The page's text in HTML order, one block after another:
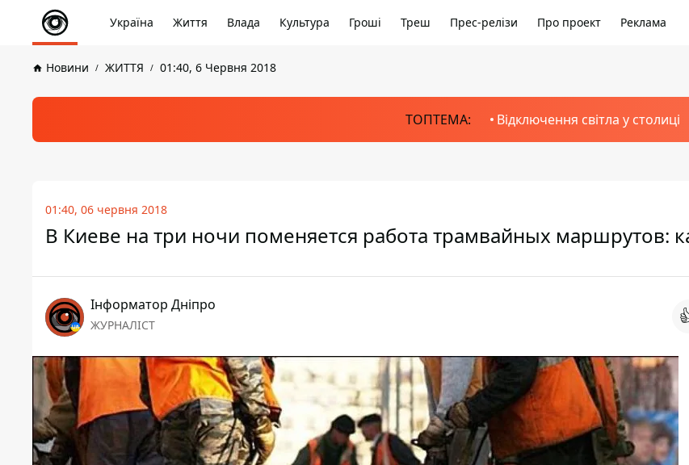
Україна Життя Влада Культура Гроші Треш Прес-релізи Про проект Реклама
Новини ЖИТТЯ 01:40, 6 Червня 2018
ТОПТЕМА: Відключення світла у столиці
01:40, 06 червня 2018
В Киеве на три ночи поменяется работа трамвайных маршрутов:
Інформатор Дніпро
ЖУРНАЛІСТ